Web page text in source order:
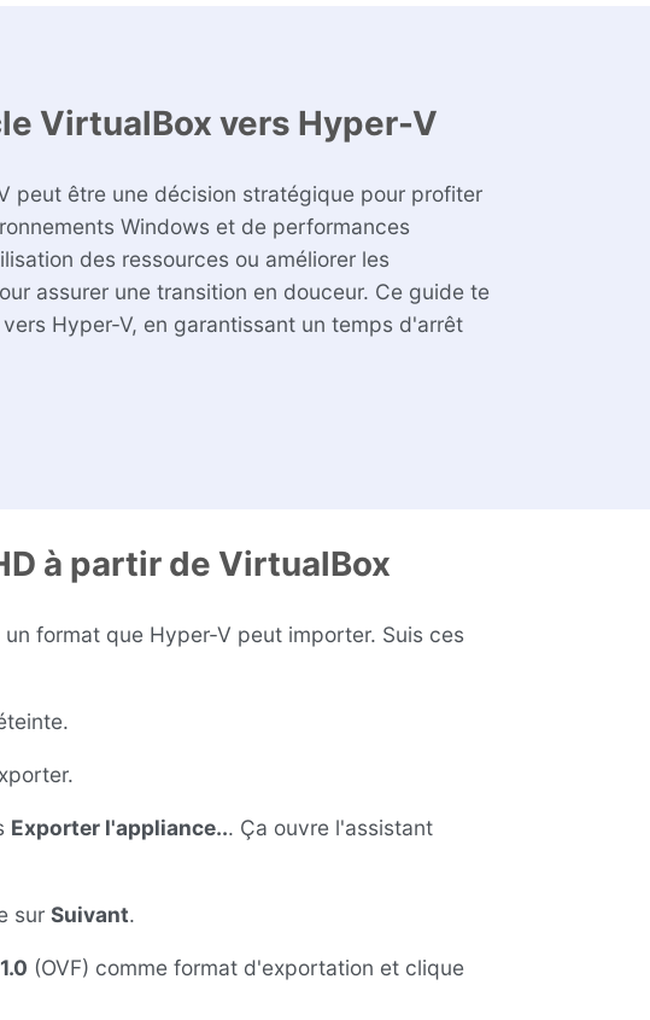
VirtualBox vers Hyper-V
peut être une décision stratégique pour profiter
Windows et de performances
des ressources ou améliorer les
assurer une transition en douceur. Ce guide te
Hyper-V, en garantissant un temps d'arrêt
à partir de VirtualBox
format que Hyper-V peut importer. Suis ces
Exporter l'appliance... Ça ouvre l'assistant
sur Suivant.
(OVF) comme format d'exportation et clique